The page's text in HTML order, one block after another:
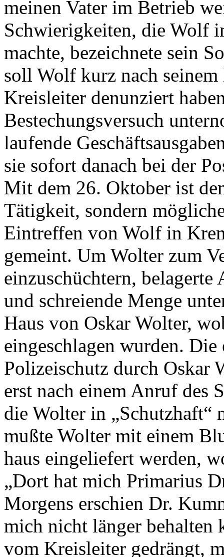
meinen Vater im Betrieb
Schwierigkeiten, die Wolf
machte, bezeichnete sein
soll Wolf kurz nach
Kreisleiter denunziert
Bestechungsversuch
laufende
sie sofort danach bei der
Mit dem 26. Oktober ist
Tätigkeit, sondern
Eintreffen von Wolf in
gemeint. Um Wolter zum
einzuschüchtern,
und schreiende Menge
Haus von Oskar Wolter,
eingeschlagen wurden.
Polizeischutz durch Oskar
erst nach einem Anruf des
die Wolter in „Schutzhaft“
mußte Wolter mit einem
haus eingeliefert werden,
„Dort hat mich Primarius
Morgens erschien Dr.
mich nicht länger behalten
vom Kreisleiter gedrängt,